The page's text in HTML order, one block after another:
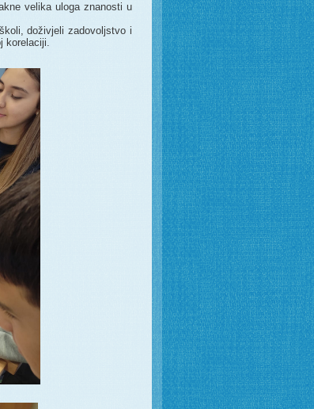
velika uloga znanosti u
doživjeli zadovoljstvo i
korelaciji.